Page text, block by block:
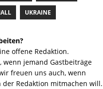
UKRAINE
offene Redaktion.
wenn jemand Gastbeiträge
freuen uns auch, wenn
der Redaktion mitmachen will.